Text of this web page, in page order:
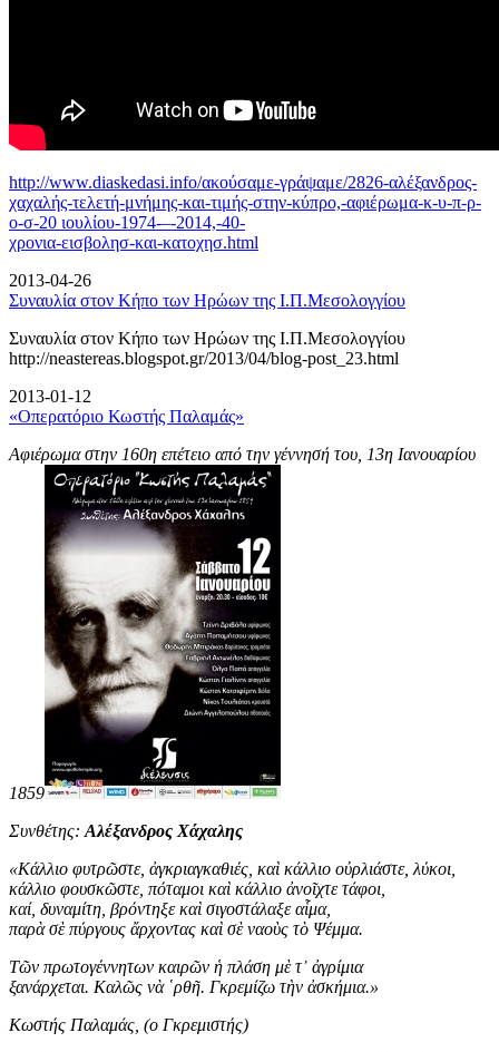
http://www.diaskedasi.info/ακούσαμε-γράψαμε/2826-αλέξανδρος-
χαχαλής-τελετή-μνήμης-και-τιμής-στην-κύπρο,-αφιέρωμα-κ-υ-π-ρ-
ο-σ-20 ιουλίου-1974-–-2014,-40-
χρονια-εισβολησ-και-κατοχησ.html
2013-04-26
Συναυλία στον Κήπο των Ηρώων της Ι.Π.Μεσολογγίου
Συναυλία στον Κήπο των Ηρώων της Ι.Π.Μεσολογγίου
http://neastereas.blogspot.gr/2013/04/blog-post_23.html
2013-01-12
«Οπερατόριο Κωστής Παλαμάς»
Αφιέρωμα στην 160η επέτειο από την γέννησή του, 13η Ιανουαρίου
1859
Συνθέτης: Αλέξανδρος Χάχαλης
«Κάλλιο φυτρῶστε, ἀγκριαγκαθιές, καὶ κάλλιο οὐρλιάστε, λύκοι,
κάλλιο φουσκῶστε, πόταμοι καὶ κάλλιο ἀνοῖχτε τάφοι,
καί, δυναμίτη, βρόντηξε καὶ σιγοστάλαξε αἷμα,
παρὰ σὲ πύργους ἄρχοντας καὶ σὲ ναοὺς τὸ Ψέμμα.
Τῶν πρωτογέννητων καιρῶν ἡ πλάση μὲ τ᾿ ἀγρίμια
ξανάρχεται. Καλῶς νὰ ῾ρθῆ. Γκρεμίζω τὴν ἀσκήμια.»
Κωστής Παλαμάς, (ο Γκρεμιστής)